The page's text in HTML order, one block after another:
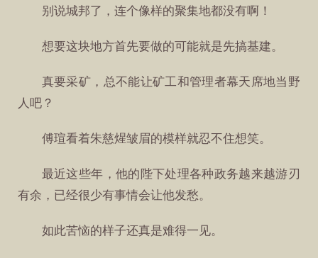
别说城邦了，连个像样的聚集地都没有啊！
想要这块地方首先要做的可能就是先搞基建。
真要采矿，总不能让矿工和管理者幕天席地当野
人吧？
傅瑄看着朱慈煋皱眉的模样就忍不住想笑。
最近这些年，他的陛下处理各种政务越来越游刃
有余，已经很少有事情会让他发愁。
如此苦恼的样子还真是难得一见。